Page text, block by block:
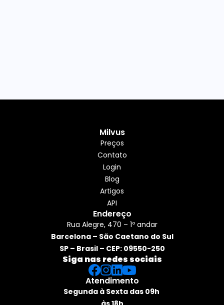
Milvus
Preços
Contato
Login
Blog
Artigos
API
Endereço
Rua Alegre, 470 – 1º andar
Barcelona – São Caetano do Sul
SP – Brasil – CEP: 09550-250
Siga nas redes sociais
Atendimento
Segunda à Sexta das 09h